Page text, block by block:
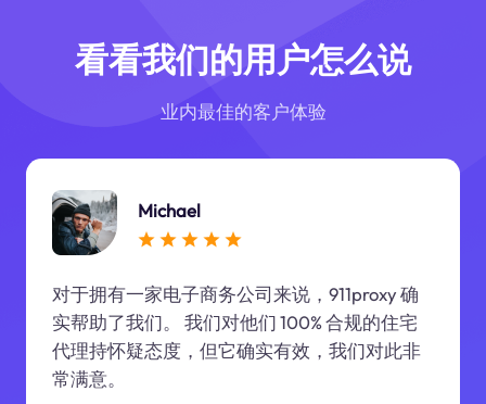
看看我们的用户怎么说
业内最佳的客户体验
Michael
对于拥有一家电子商务公司来说，911proxy 确
实帮助了我们。 我们对他们 100% 合规的住宅
代理持怀疑态度，但它确实有效，我们对此非
常满意。